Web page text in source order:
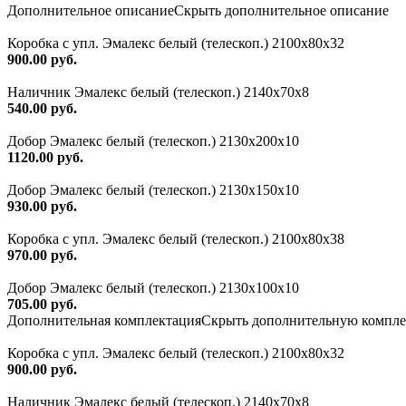
Дополнительное описаниеСкрыть дополнительное описание
Коробка с упл. Эмалекс белый (телескоп.) 2100х80х32
900.00 руб.
Наличник Эмалекс белый (телескоп.) 2140x70x8
540.00 руб.
Добор Эмалекс белый (телескоп.) 2130х200х10
1120.00 руб.
Добор Эмалекс белый (телескоп.) 2130х150х10
930.00 руб.
Коробка с упл. Эмалекс белый (телескоп.) 2100х80х38
970.00 руб.
Добор Эмалекс белый (телескоп.) 2130х100х10
705.00 руб.
Дополнительная комплектацияСкрыть дополнительную
Коробка с упл. Эмалекс белый (телескоп.) 2100х80х32
900.00 руб.
Наличник Эмалекс белый (телескоп.) 2140x70x8